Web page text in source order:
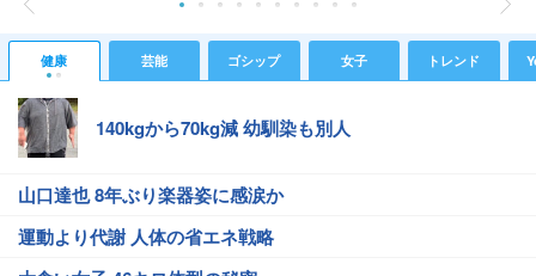
健康 芸能 ゴシップ 女子 トレンド
140kgから70kg減 幼馴染も別人
山口達也 8年ぶり楽器姿に感涙か
運動より代謝 人体の省エネ戦略